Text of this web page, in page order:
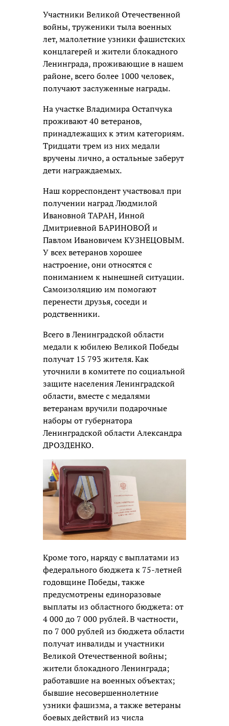
Участники Великой Отечественной
войны, труженики тыла военных
лет, малолетние узники фашистских
концлагерей и жители блокадного
Ленинграда, проживающие в нашем
районе, всего более 1000 человек,
получают заслуженные награды.
На участке Владимира Остапчука
проживают 40 ветеранов,
принадлежащих к этим категориям.
Тридцати трем из них медали
вручены лично, а остальные заберут
дети награждаемых.
Наш корреспондент участвовал при
получении наград Людмилой
Ивановной ТАРАН, Инной
Дмитриевной БАРИНОВОЙ и
Павлом Ивановичем КУЗНЕЦОВЫМ.
У всех ветеранов хорошее
настроение, они относятся с
пониманием к нынешней ситуации.
Самоизоляцию им помогают
перенести друзья, соседи и
родственники.
Всего в Ленинградской области
медали к юбилею Великой Победы
получат 15 793 жителя. Как
уточнили в комитете по социальной
защите населения Ленинградской
области, вместе с медалями
ветеранам вручили подарочные
наборы от губернатора
Ленинградской области Александра
ДРОЗДЕНКО.
Кроме того, наряду с выплатами из
федерального бюджета к 75-летней
годовщине Победы, также
предусмотрены единоразовые
выплаты из областного бюджета: от
4 000 до 7 000 рублей. В частности,
по 7 000 рублей из бюджета области
получат инвалиды и участники
Великой Отечественной войны;
жители блокадного Ленинграда;
работавшие на военных объектах;
бывшие несовершеннолетние
узники фашизма, а также ветераны
боевых действий из числа